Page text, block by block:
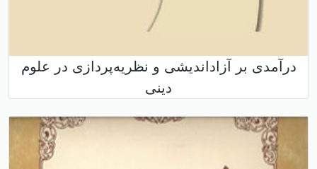
درآمدی بر آزاداندیشی و نظریه‌پردازی در علوم
دینی